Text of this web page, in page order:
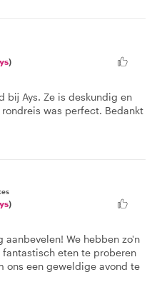
)
bij Ays. Ze is deskundig en
was perfect. Bedankt
)
aanbevelen! We hebben zo'n
eten te proberen
ons een geweldige avond te